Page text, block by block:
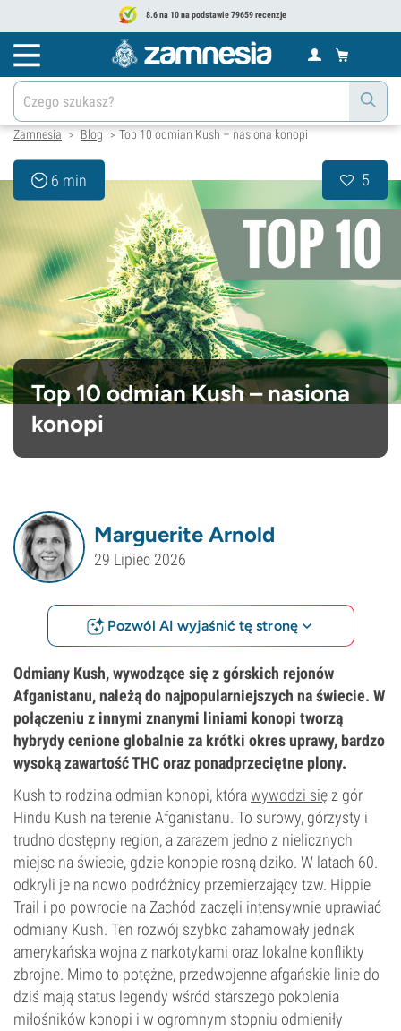
8.6 na 10 na podstawie 79659 recenzje
Zamnesia > Blog > Top 10 odmian Kush – nasiona konopi
6 min 5
Top 10 odmian Kush – nasiona
konopi
Marguerite Arnold
29 Lipiec 2026
Pozwól AI wyjaśnić tę stronę
Odmiany Kush, wywodzące się z górskich rejonów
Afganistanu, należą do najpopularniejszych na świecie. W
połączeniu z innymi znanymi liniami konopi tworzą
hybrydy cenione globalnie za krótki okres uprawy, bardzo
wysoką zawartość THC oraz ponadprzeciętne plony.
Kush to rodzina odmian konopi, którawywodzi się z gór
Hindu Kush na terenie Afganistanu. To surowy, górzysty i
trudno dostępny region, a zarazem jedno z nielicznych
miejsc na świecie, gdzie konopie rosną dziko. W latach 60.
odkryli je na nowo podróżnicy przemierzający tzw. Hippie
Trail i po powrocie na Zachód zaczęli intensywnie uprawiać
odmiany Kush. Ten rozwój szybko zahamowały jednak
amerykańska wojna z narkotykami oraz lokalne konflikty
zbrojne. Mimo to potężne, przedwojenne afgańskie linie do
dziś mają status legendy wśród starszego pokolenia
miłośników konopi i w ogromnym stopniu odmieniły